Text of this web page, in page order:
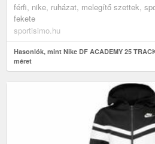
férfi, nike, ruházat, melegítő szettek,
fekete
sportisimo.hu
Hasonlók, mint Nike DF ACADEMY 25
méret